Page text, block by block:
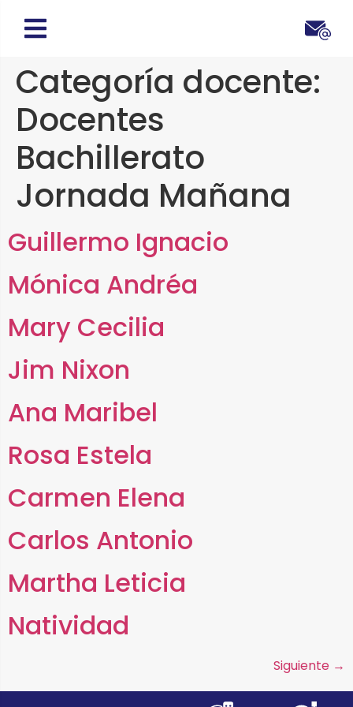
Categoría docente:
Docentes
Bachillerato
Jornada Mañana
Guillermo Ignacio
Mónica Andréa
Mary Cecilia
Jim Nixon
Ana Maribel
Rosa Estela
Carmen Elena
Carlos Antonio
Martha Leticia
Natividad
Siguiente →